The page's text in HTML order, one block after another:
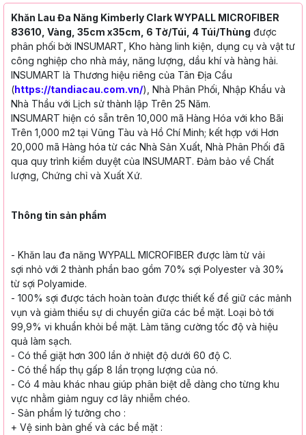
Khăn Lau Đa Năng Kimberly Clark WYPALL MICROFIBER
83610, Vàng, 35cm x35cm, 6 Tờ/Túi, 4 Túi/Thùng được
phân phối bởi INSUMART, Kho hàng linh kiện, dụng cụ và vật tư
công nghiệp cho nhà máy, năng lượng, dầu khí và hàng hải.
INSUMART là Thương hiệu riêng của Tân Địa Cầu
(https://tandiacau.com.vn/), Nhà Phân Phối, Nhập Khẩu và
Nhà Thầu với Lịch sử thành lập Trên 25 Năm.
INSUMART hiện có sẵn trên 10,000 mã Hàng Hóa với kho Bãi
Trên 1,000 m2 tại Vũng Tàu và Hồ Chí Minh; kết hợp với Hơn
20,000 mã Hàng hóa từ các Nhà Sản Xuất, Nhà Phân Phối đã
qua quy trình kiểm duyệt của INSUMART. Đảm bảo về Chất
lượng, Chứng chỉ và Xuất Xứ.
Thông tin sản phẩm
- Khăn lau đa năng WYPALL MICROFIBER được làm từ vải
sợi nhỏ với 2 thành phần bao gồm 70% sợi Polyester và 30%
từ sợi Polyamide.
- 100% sợi được tách hoàn toàn được thiết kế để giữ các mảnh
vụn và giảm thiểu sự di chuyển giữa các bề mặt. Loại bỏ tới
99,9% vi khuẩn khỏi bề mặt. Làm tăng cường tốc độ và hiệu
quả làm sạch.
- Có thể giặt hơn 300 lần ở nhiệt độ dưới 60 độ C.
- Có thể hấp thụ gấp 8 lần trọng lượng của nó.
- Có 4 màu khác nhau giúp phân biệt dễ dàng cho từng khu
vực nhằm giảm nguy cơ lây nhiễm chéo.
- Sản phẩm lý tưởng cho :
+ Vệ sinh bàn ghế và các bề mặt :